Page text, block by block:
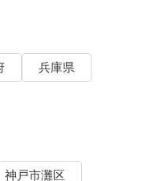
兵庫県
神戸市灘区